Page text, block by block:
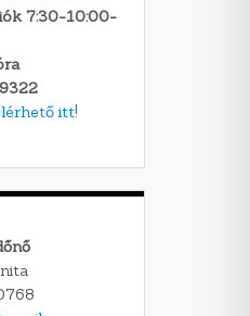
7:30-10:00-
itt!